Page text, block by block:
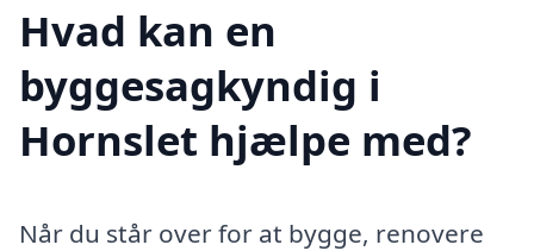
Hvad kan en
byggesagkyndig i
Hornslet hjælpe med?
Når du står over for at bygge, renovere